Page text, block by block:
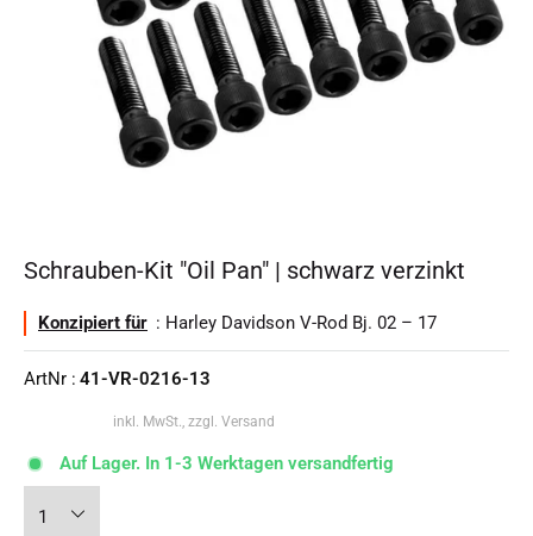
Schrauben-Kit "Oil Pan" | schwarz verzinkt
Konzipiert für : Harley Davidson V-Rod Bj. 02 – 17
ArtNr : 41-VR-0216-13
inkl. MwSt., zzgl. Versand
Auf Lager. In 1-3 Werktagen versandfertig